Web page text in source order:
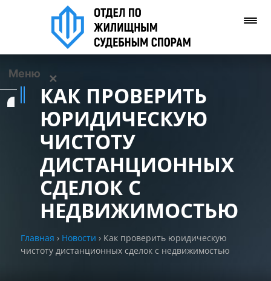
Меню ✕
Контакты
Задать вопрос
Позвонить нам
КАК ПРОВЕРИТЬ
ЮРИДИЧЕСКУЮ
ЧИСТОТУ
ДИСТАНЦИОННЫХ
СДЕЛОК С
НЕДВИЖИМОСТЬЮ
Главная › Новости › Как проверить юридическую
чистоту дистанционных сделок с недвижимостью